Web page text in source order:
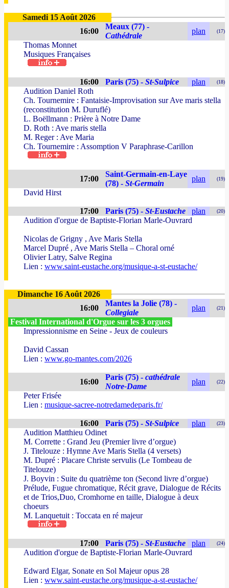
Samedi 15 Août 2026
16:00
Meaux (77) -
Cathédrale
plan (17)
Thomas Monnet
Musiques Françaises
16:00 Paris (75) - St-Sulpice plan (18)
Audition Daniel Roth
Ch. Tournemire : Fantaisie-Improvisation sur Ave maris stella
(reconstitution M. Duruflé)
L. Boëllmann : Prière à Notre Dame
D. Roth : Ave maris stella
M. Reger : Ave Maria
Ch. Tournemire : Assomption V Paraphrase-Carillon
17:00
Saint-Germain-en-Laye
(78) - St-Germain
plan (19)
David Hirst
17:00 Paris (75) - St-Eustache plan (20)
Audition d'orgue de Baptiste-Florian Marle-Ouvrard
Nicolas de Grigny , Ave Maris Stella
Marcel Dupré , Ave Maris Stella – Choral orné
Olivier Latry, Salve Regina
Lien : www.saint-eustache.org/musique-a-st-eustache/
Dimanche 16 Août 2026
16:00
Mantes la Jolie (78) -
Collegiale
plan (21)
Festival International d'Orgue sur les 3 orgues
Impressionnisme en Seine - Jeux de couleurs
David Cassan
Lien : www.go-mantes.com/2026
16:00
Paris (75) - cathédrale
Notre-Dame
plan (22)
Peter Frisée
Lien : musique-sacree-notredamedeparis.fr/
16:00 Paris (75) - St-Sulpice plan (23)
Audition Matthieu Odinet
M. Corrette : Grand Jeu (Premier livre d’orgue)
J. Titelouze : Hymne Ave Maris Stella (4 versets)
M. Dupré : Placare Christe servulis (Le Tombeau de
Titelouze)
J. Boyvin : Suite du quatrième ton (Second livre d’orgue)
Prélude, Fugue chromatique, Récit grave, Dialogue de Récits
et de Trios,Duo, Cromhorne en taille, Dialogue à deux
choeurs
M. Lanquetuit : Toccata en ré majeur
17:00 Paris (75) - St-Eustache plan (24)
Audition d'orgue de Baptiste-Florian Marle-Ouvrard
Edward Elgar, Sonate en Sol Majeur opus 28
Lien : www.saint-eustache.org/musique-a-st-eustache/